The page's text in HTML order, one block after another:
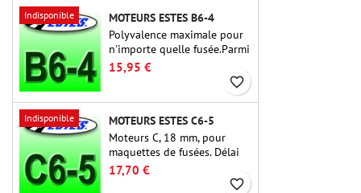
Indisponible
MOTEURS ESTES B6-4
Polyvalence maximale pour
n'importe quelle fusée.Parmi
les moteurs de fusée les plus
utilisés à ce jour, l'Estes B6-
4 est le moteur adapté à la
plus grande majorité des
fusées Estes et similaires.
15,95 €
favorite_border
Indisponible
MOTEURS ESTES C6-5
Moteurs C, 18 mm, pour
maquettes de fusées. Délai
de 5 secondes, pour les
fusées à un étage.
17,70 €
favorite_border